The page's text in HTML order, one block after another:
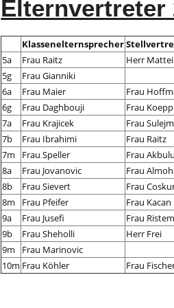
und
Elternbeirat
Elternvertreter
Klassenelternsprecher
5a
Frau Raitz
Herr
5g
Frau Gianniki
6a
Frau Maier
Frau
6g
Frau Daghbouji
Frau Koepp
7a
Frau Krajicek
Frau
7b
Frau Ibrahimi
Frau Raitz
7m
Frau Speller
Frau
8a
Frau Jovanovic
Frau
8b
Frau Sievert
Frau
8m
Frau Pfeifer
Frau Kacan
9a
Frau Jusefi
Frau
9b
Frau Sheholli
Herr Frei
9m
Frau Marinovic
10m Frau Köhler Frau